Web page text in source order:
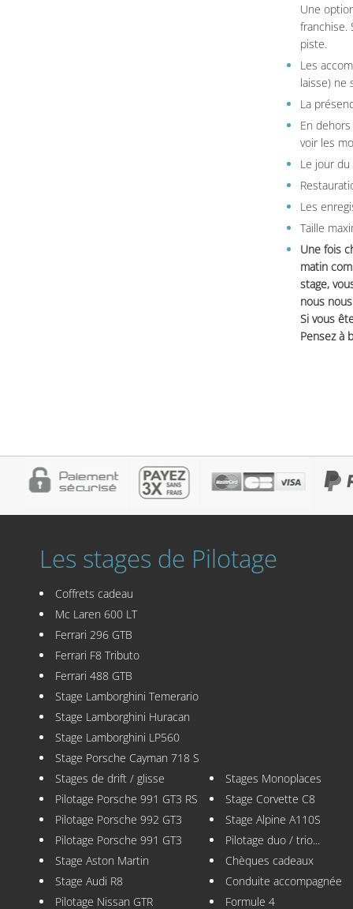
Une
franchise.
piste.
Les
laisse) ne
La
En
voir les
Le jour
Les
Taille
Une fois
matin
stage,
nous
Si vous
Pensez à
Les stages de Pilotage
Coffrets cadeau
Mc Laren 600 LT
Ferrari 296 GTB
Ferrari F8 Tributo
Ferrari 488 GTB
Stage Lamborghini Temerario
Stage Lamborghini Huracan
Stage Lamborghini LP560
Stage Porsche Cayman 718 S
Stages de drift / glisse
Pilotage Porsche 991 GT3 RS
Pilotage Porsche 992 GT3
Pilotage Porsche 991 GT3
Stage Aston Martin
Stage Audi R8
Pilotage Nissan GTR
Stages Monoplaces
Stage Corvette C8
Stage Alpine A110S
Pilotage duo / trio...
Chèques cadeaux
Conduite accompagnée
Formule 4